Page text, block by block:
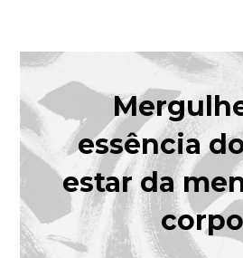
essência
estar da
corpo